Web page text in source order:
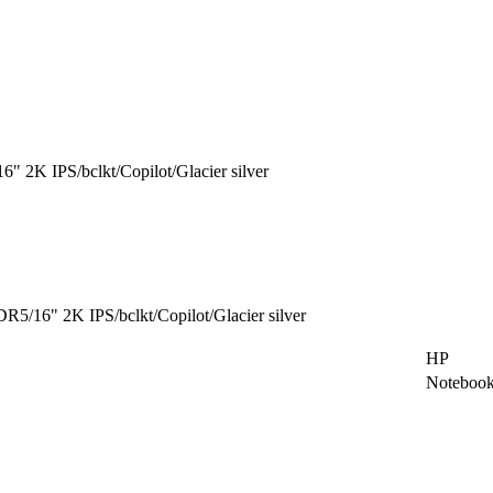
2K IPS/bclkt/Copilot/Glacier silver
16" 2K IPS/bclkt/Copilot/Glacier silver
HP